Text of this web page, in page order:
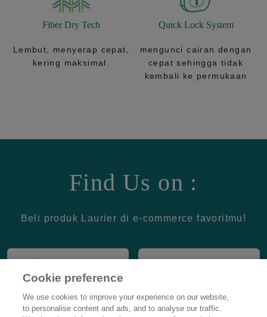
Fiber Dry Tech
Lembut, menyerap cepat,
kering maksimal.
Quick Lock System
mengunci cairan dengan
cepat sehingga tidak
kembali ke permukaan
Find Us on :
Beli produk Laurier di e-commerce favoritmu!
Cookie preference
We use cookies to improve your experience on our website,
to personalise content and ads, and to analyse our traffic.